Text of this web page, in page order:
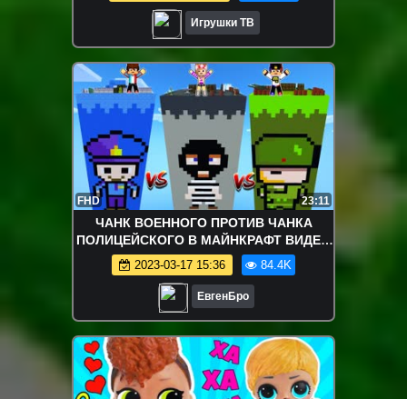
Игрушки ТВ
FHD 23:11
ЧАНК ВОЕННОГО ПРОТИВ ЧАНКА
ПОЛИЦЕЙСКОГО В МАЙНКРАФТ ВИДЕО
НУБ И ПРО ТРОЛЛИНГ ЛОВУШКА
MINECRAFT
2023-03-17 15:36 84.4K
ЕвгенБро